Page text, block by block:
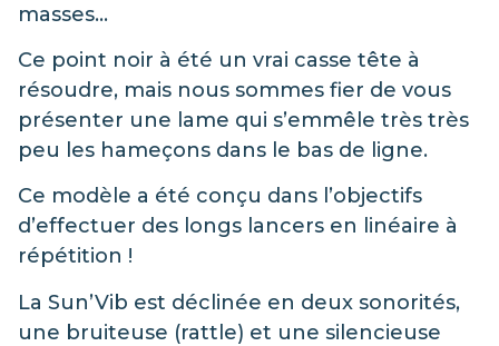
masses…
Ce point noir à été un vrai casse tête à
résoudre, mais nous sommes fier de vous
présenter une lame qui s’emmêle très très
peu les hameçons dans le bas de ligne.
Ce modèle a été conçu dans l’objectifs
d’effectuer des longs lancers en linéaire à
répétition !
La Sun’Vib est déclinée en deux sonorités,
une bruiteuse (rattle) et une silencieuse